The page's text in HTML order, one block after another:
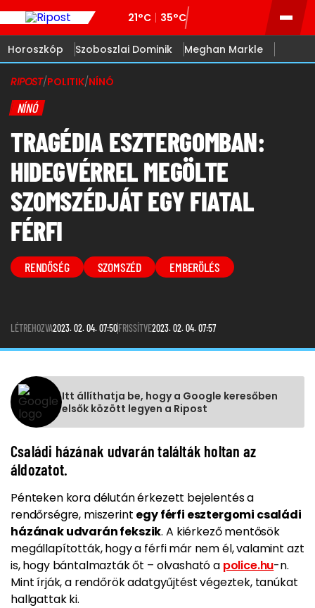
21°C 35°C
Horoszkóp Szoboszlai Dominik Meghan Markle
RIPOST/POLITIK/NÍNÓ
NÍNÓ
TRAGÉDIA ESZTERGOMBAN:
HIDEGVÉRREL MEGÖLTE
SZOMSZÉDJÁT EGY FIATAL
FÉRFI
RENDŐSÉG SZOMSZÉD EMBERÖLÉS
LÉTREHOZVA2023. 02. 04. 07:50FRISSÍTVE2023. 02. 04. 07:57
Itt állíthatja be, hogy a Google keresőben
elsők között legyen a Ripost
Családi házának udvarán találták holtan az
áldozatot.
Pénteken kora délután érkezett bejelentés a
rendőrségre, miszerint egy férfi esztergomi családi
házának udvarán fekszik. A kiérkező mentősök
megállapították, hogy a férfi már nem él, valamint azt
is, hogy bántalmazták őt – olvasható a police.hu-n.
Mint írják, a rendőrök adatgyűjtést végeztek, tanúkat
hallgattak ki.